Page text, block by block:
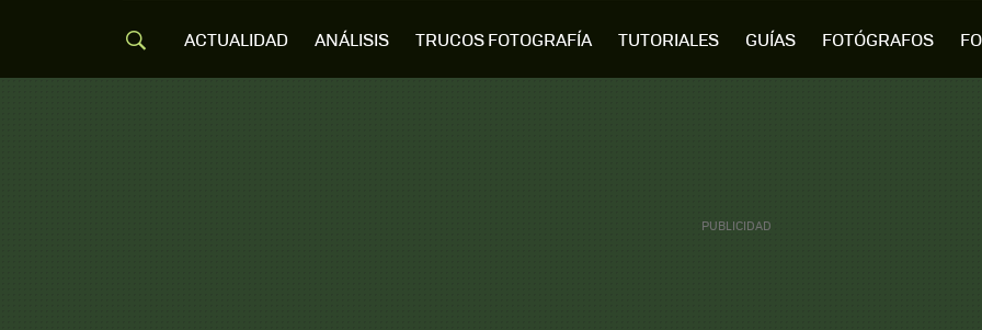
ACTUALIDAD ANÁLISIS TRUCOS FOTOGRAFÍA TUTORIALES GUÍAS FOTÓGRAFOS